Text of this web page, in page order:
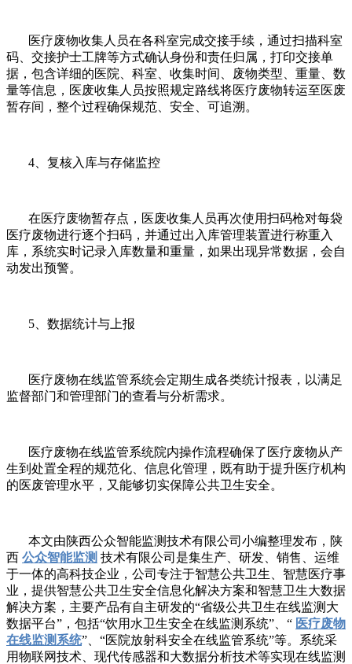
医疗废物收集人员在各科室完成交接手续，通过扫描科室
码、交接护士工牌等方式确认身份和责任归属，打印交接单
据，包含详细的医院、科室、收集时间、废物类型、重量、数
量等信息，医废收集人员按照规定路线将医疗废物转运至医废
暂存间，整个过程确保规范、安全、可追溯。
4、复核入库与存储监控
在医疗废物暂存点，医废收集人员再次使用扫码枪对每袋
医疗废物进行逐个扫码，并通过出入库管理装置进行称重入
库，系统实时记录入库数量和重量，如果出现异常数据，会自
动发出预警。
5、数据统计与上报
医疗废物在线监管系统会定期生成各类统计报表，以满足
监督部门和管理部门的查看与分析需求。
医疗废物在线监管系统院内操作流程确保了医疗废物从产
生到处置全程的规范化、信息化管理，既有助于提升医疗机构
的医废管理水平，又能够切实保障公共卫生安全。
本文由陕西公众智能监测技术有限公司小编整理发布，陕
西 公众智能监测 技术有限公司是集生产、研发、销售、运维
于一体的高科技企业，公司专注于智慧公共卫生、智慧医疗事
业，提供智慧公共卫生安全信息化解决方案和智慧卫生大数据
解决方案，主要产品有自主研发的“省级公共卫生在线监测大
数据平台”，包括“饮用水卫生安全在线监测系统”、“ 医疗废物
在线监测系统”、“医院放射科安全在线监管系统”等。系统采
用物联网技术、现代传感器和大数据分析技术等实现在线监测